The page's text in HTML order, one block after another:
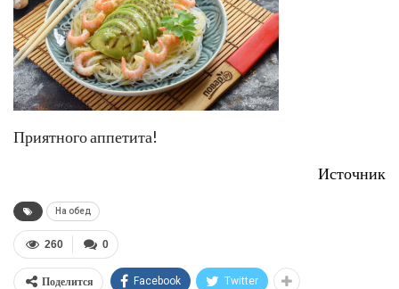
Приятного аппетита!
Источник
На обед
0
260
Поделится Facebook Twitter